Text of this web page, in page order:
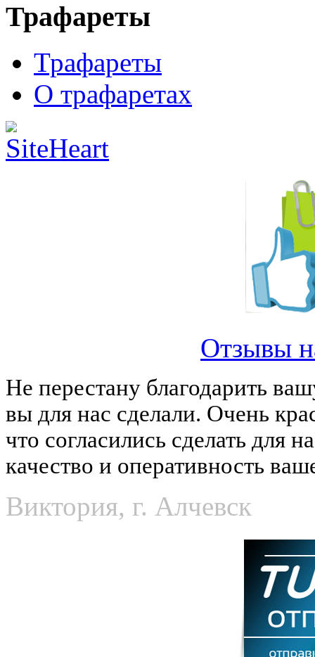
Трафареты
Трафареты
О трафаретах
Отзывы
Не перестану благодарить
вы для нас сделали. Очень
что согласились сделать для
качество и оперативность
Виктория, г. Алчевск